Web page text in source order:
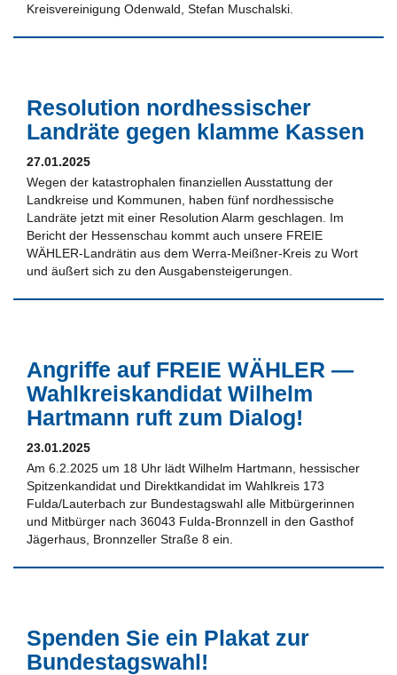
Kreisvereinigung Odenwald, Stefan Muschalski.
Resolution nordhessischer
Landräte gegen klamme Kassen
27.01.2025
Wegen der katastrophalen finanziellen Ausstattung der
Landkreise und Kommunen, haben fünf nordhessische
Landräte jetzt mit einer Resolution Alarm geschlagen. Im
Bericht der Hessenschau kommt auch unsere FREIE
WÄHLER-Landrätin aus dem Werra-Meißner-Kreis zu Wort
und äußert sich zu den Ausgabensteigerungen.
Angriffe auf FREIE WÄHLER —
Wahlkreiskandidat Wilhelm
Hartmann ruft zum Dialog!
23.01.2025
Am 6.2.2025 um 18 Uhr lädt Wilhelm Hartmann, hessischer
Spitzenkandidat und Direktkandidat im Wahlkreis 173
Fulda/Lauterbach zur Bundestagswahl alle Mitbürgerinnen
und Mitbürger nach 36043 Fulda-Bronnzell in den Gasthof
Jägerhaus, Bronnzeller Straße 8 ein.
Spenden Sie ein Plakat zur
Bundestagswahl!